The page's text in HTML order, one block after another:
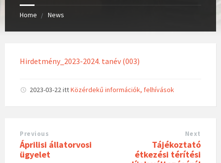
Home News
Hirdetmény_2023-2024. tanév (003)
2023-03-22ittKözérdekű információk, felhívások
Previous
Áprilisi állatorvosi
ügyelet
Next
Tájékoztató
étkezési térítési